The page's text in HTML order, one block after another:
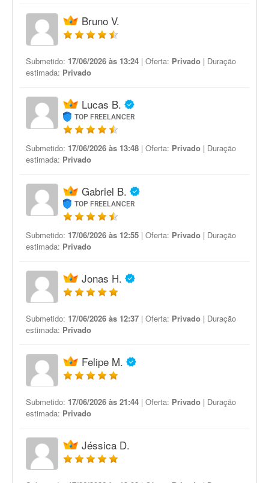
Bruno V.
Submetido: 17/06/2026 às 13:24 | Oferta: Privado | Duração
estimada: Privado
Lucas B.
TOP FREELANCER
Submetido: 17/06/2026 às 13:48 | Oferta: Privado | Duração
estimada: Privado
Gabriel B.
TOP FREELANCER
Submetido: 17/06/2026 às 12:55 | Oferta: Privado | Duração
estimada: Privado
Jonas H.
Submetido: 17/06/2026 às 12:37 | Oferta: Privado | Duração
estimada: Privado
Felipe M.
Submetido: 17/06/2026 às 21:44 | Oferta: Privado | Duração
estimada: Privado
Jéssica D.